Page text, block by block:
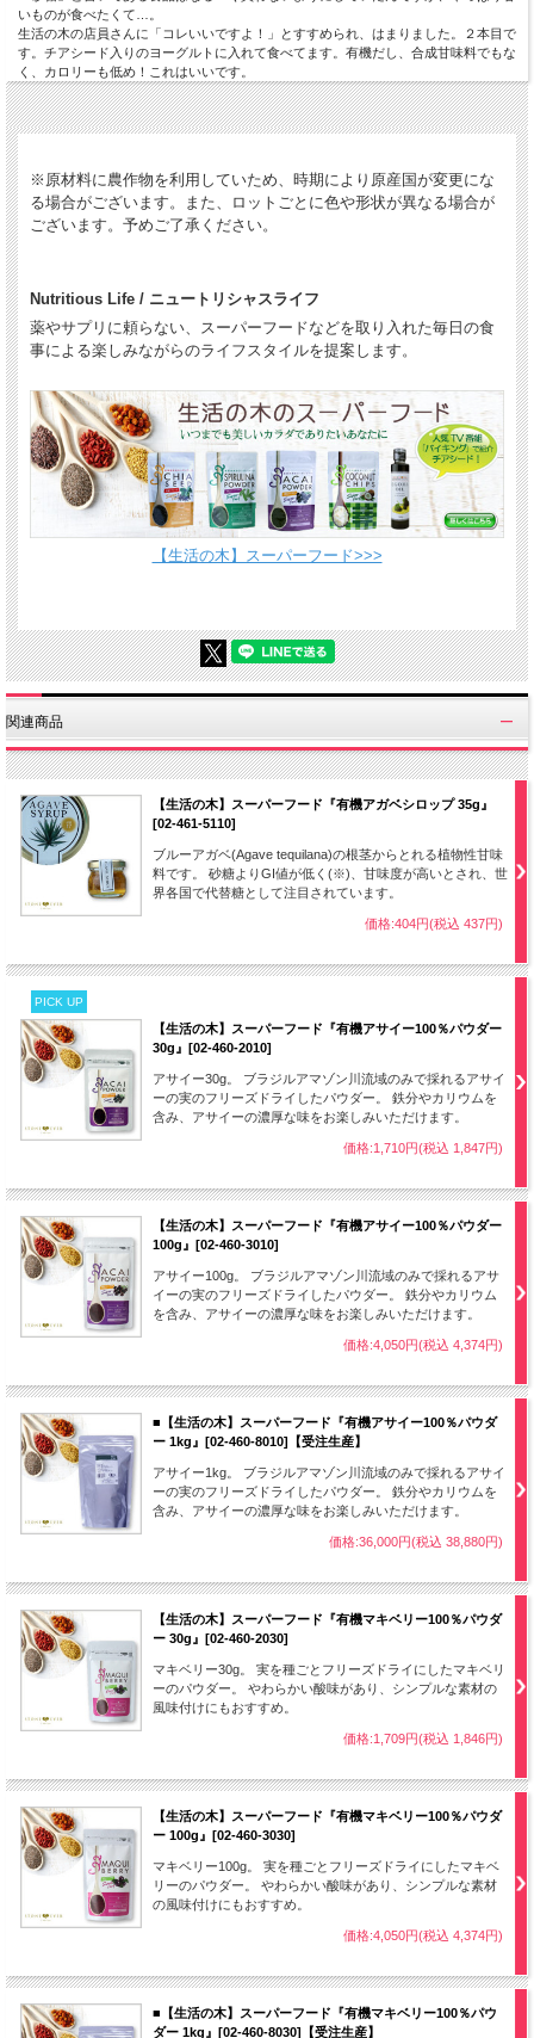
いものが食べたくて…。
生活の木の店員さんに「コレいいですよ！」とすすめられ、はまりました。２本目で
す。チアシード入りのヨーグルトに入れて食べてます。有機だし、合成甘味料でもな
く、カロリーも低め！これはいいです。
※原材料に農作物を利用していため、時期により原産国が変更にな
る場合がございます。また、ロットごとに色や形状が異なる場合が
ございます。予めご了承ください。
Nutritious Life / ニュートリシャスライフ
薬やサプリに頼らない、スーパーフードなどを取り入れた毎日の食
事による楽しみながらのライフスタイルを提案します。
【生活の木】スーパーフード>>>
関連商品
【生活の木】スーパーフード『有機アガベシロップ 35g』
[02-461-5110]
ブルーアガベ(Agave tequilana)の根茎からとれる植物性甘味
料です。 砂糖よりGI値が低く(※)、甘味度が高いとされ、世
界各国で代替糖として注目されています。
価格:404円(税込 437円)
PICK UP
【生活の木】スーパーフード『有機アサイー100％パウダー
30g』[02-460-2010]
アサイー30g。 ブラジルアマゾン川流域のみで採れるアサイ
ーの実のフリーズドライしたパウダー。 鉄分やカリウムを
含み、アサイーの濃厚な味をお楽しみいただけます。
価格:1,710円(税込 1,847円)
【生活の木】スーパーフード『有機アサイー100％パウダー
100g』[02-460-3010]
アサイー100g。 ブラジルアマゾン川流域のみで採れるアサ
イーの実のフリーズドライしたパウダー。 鉄分やカリウム
を含み、アサイーの濃厚な味をお楽しみいただけます。
価格:4,050円(税込 4,374円)
■【生活の木】スーパーフード『有機アサイー100％パウダ
ー 1kg』[02-460-8010]【受注生産】
アサイー1kg。 ブラジルアマゾン川流域のみで採れるアサイ
ーの実のフリーズドライしたパウダー。 鉄分やカリウムを
含み、アサイーの濃厚な味をお楽しみいただけます。
価格:36,000円(税込 38,880円)
【生活の木】スーパーフード『有機マキベリー100％パウダ
ー 30g』[02-460-2030]
マキベリー30g。 実を種ごとフリーズドライにしたマキベリ
ーのパウダー。 やわらかい酸味があり、シンプルな素材の
風味付けにもおすすめ。
価格:1,709円(税込 1,846円)
【生活の木】スーパーフード『有機マキベリー100％パウダ
ー 100g』[02-460-3030]
マキベリー100g。 実を種ごとフリーズドライにしたマキベ
リーのパウダー。 やわらかい酸味があり、シンプルな素材
の風味付けにもおすすめ。
価格:4,050円(税込 4,374円)
■【生活の木】スーパーフード『有機マキベリー100％パウ
ダー 1kg』[02-460-8030]【受注生産】